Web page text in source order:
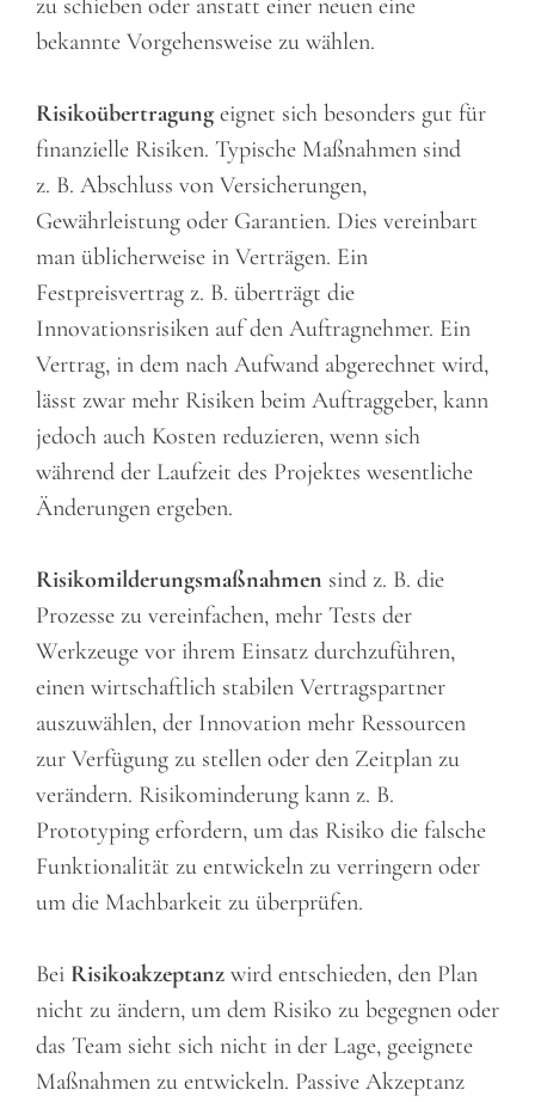
zu schieben oder anstatt einer neuen eine
bekannte Vorgehensweise zu wählen.
Risikoübertragung eignet sich besonders gut für
finanzielle Risiken. Typische Maßnahmen sind
z. B. Abschluss von Versicherungen,
Gewährleistung oder Garantien. Dies vereinbart
man üblicherweise in Verträgen. Ein
Festpreisvertrag z. B. überträgt die
Innovationsrisiken auf den Auftragnehmer. Ein
Vertrag, in dem nach Aufwand abgerechnet wird,
lässt zwar mehr Risiken beim Auftraggeber, kann
jedoch auch Kosten reduzieren, wenn sich
während der Laufzeit des Projektes wesentliche
Änderungen ergeben.
Risikomilderungsmaßnahmen sind z. B. die
Prozesse zu vereinfachen, mehr Tests der
Werkzeuge vor ihrem Einsatz durchzuführen,
einen wirtschaftlich stabilen Vertragspartner
auszuwählen, der Innovation mehr Ressourcen
zur Verfügung zu stellen oder den Zeitplan zu
verändern. Risikominderung kann z. B.
Prototyping erfordern, um das Risiko die falsche
Funktionalität zu entwickeln zu verringern oder
um die Machbarkeit zu überprüfen.
Bei Risikoakzeptanz wird entschieden, den Plan
nicht zu ändern, um dem Risiko zu begegnen oder
das Team sieht sich nicht in der Lage, geeignete
Maßnahmen zu entwickeln. Passive Akzeptanz